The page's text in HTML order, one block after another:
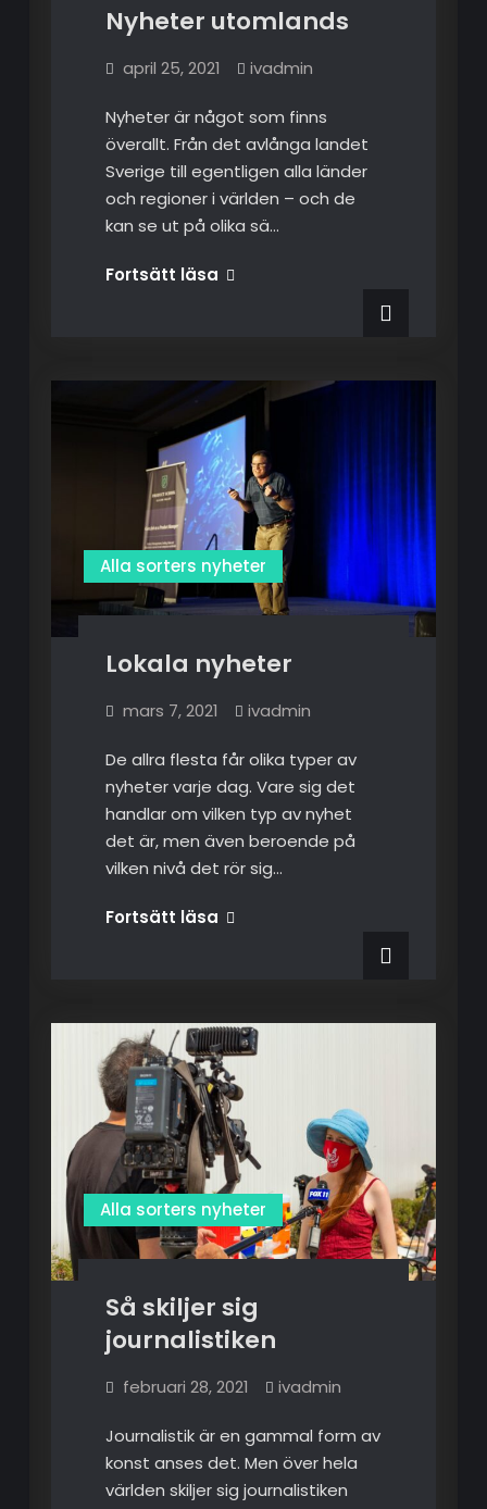
Nyheter utomlands
april 25, 2021 ivadmin
Nyheter är något som finns
överallt. Från det avlånga landet
Sverige till egentligen alla länder
och regioner i världen – och de
kan se ut på olika sä…
Alla sorters nyheter
Lokala nyheter
mars 7, 2021 ivadmin
De allra flesta får olika typer av
nyheter varje dag. Vare sig det
handlar om vilken typ av nyhet
det är, men även beroende på
vilken nivå det rör sig…
Alla sorters nyheter
Så skiljer sig
journalistiken
februari 28, 2021 ivadmin
Journalistik är en gammal form av
konst anses det. Men över hela
världen skiljer sig journalistiken